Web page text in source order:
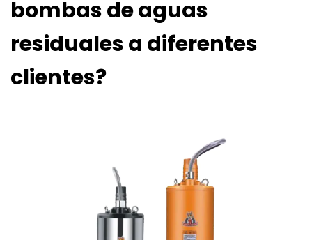
bombas de aguas
residuales a diferentes
clientes?